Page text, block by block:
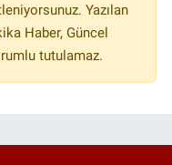
Yazılan
Haber, Güncel
tutulamaz.